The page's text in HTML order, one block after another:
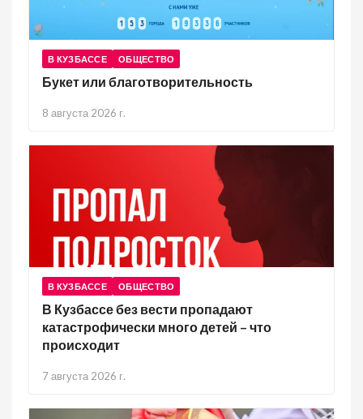
В КУЗБАССЕ ОБЩЕСТВО
Букет или благотворительность
8 августа 2026 г.
В КУЗБАССЕ ОБЩЕСТВО
В Кузбассе без вести пропадают
катастрофически много детей – что
происходит
7 августа 2026 г.